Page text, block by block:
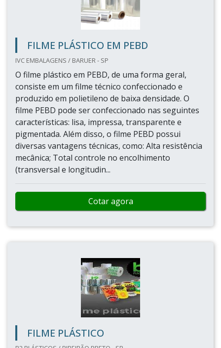
FILME PLÁSTICO EM PEBD
IVC EMBALAGENS / BARUER - SP
O filme plástico em PEBD, de uma forma geral,
consiste em um filme técnico confeccionado e
produzido em polietileno de baixa densidade. O
filme PEBD pode ser confeccionado nas seguintes
características: lisa, impressa, transparente e
pigmentada. Além disso, o filme PEBD possui
diversas vantagens técnicas, como: Alta resistência
mecânica; Total controle no encolhimento
(transversal e longitudin...
Cotar agora
FILME PLÁSTICO